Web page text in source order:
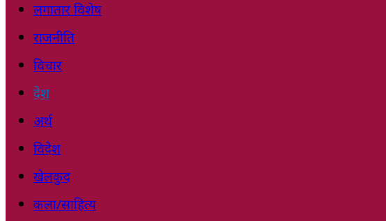
लगातार विशेष
राजनीति
विचार
देश
अर्थ
विदेश
खेलकुद
कला/साहित्य